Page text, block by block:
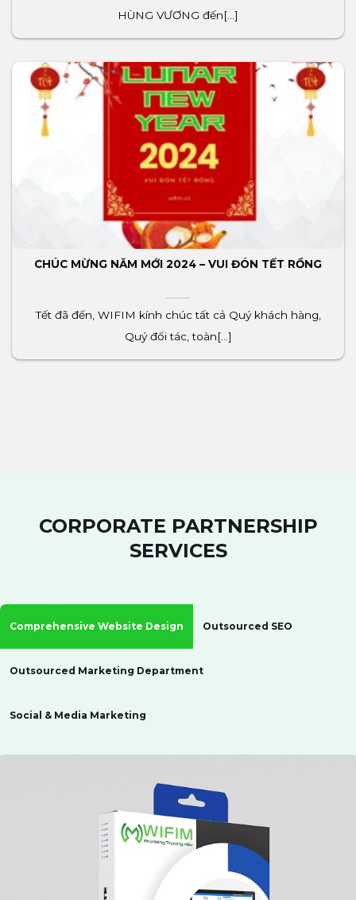
HÙNG VƯƠNG đến[...]
CHÚC MỪNG NĂM MỚI 2024 – VUI ĐÓN TẾT RỒNG
Tết đã đến, WIFIM kính chúc tất cả Quý khách hàng,
Quý đối tác, toàn[...]
CORPORATE PARTNERSHIP
SERVICES
Comprehensive Website Design Outsourced SEO
Outsourced Marketing Department
Social & Media Marketing